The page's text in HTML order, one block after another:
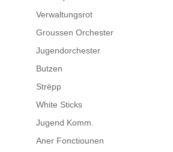
Verwaltungsrot
Groussen Orchester
Jugendorchester
Butzen
Strëpp
White Sticks
Jugend Komm.
Aner Fonctiounen